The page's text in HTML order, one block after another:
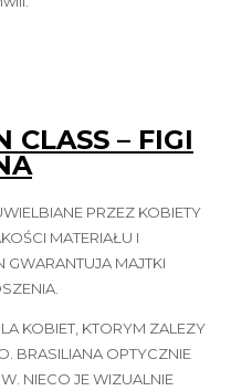
CLASS – FIGI
PRZEZ KOBIETY
MATERIAŁU I
GWARANTUJA MAJTKI
KOBIET, KTORYM ZALEZY
BRASILIANA OPTYCZNIE
NIECO JE WIZUALNIE